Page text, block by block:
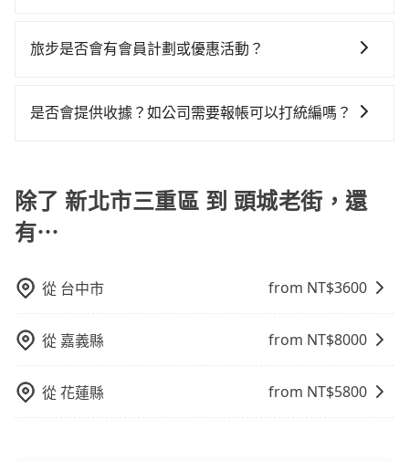
會額外浪費49分鐘在轉乘與等車上，現在還不馬上來預
擇，而且無人租車最令人詬病的就是車況，打開車門才
會遇到明明已經預約了時間但上一位用戶卻遲遲尚未歸
域的限制，實際可停靠的地點與你的上下車地點仍有段
距離，在遇到下雨天或者載行李時，就顯得非常不便。
預約時都依照乘客需求做選擇。如需專車接送，車內除
性調度安排，路線上會盡可能以順路為優先，載客數也
旅步是否會有會員計劃或優惠活動？
最新資訊。
是否會提供收據？如公司需要報帳可以打統編嗎？
約付款前可以輸入公司的抬頭與統編，可向國稅局報
帳，且免加收5%稅金。在收到後，可自行列印留存或報
帳，完全符合台灣的法律規範。
除了 新北市三重區 到 頭城老街，還
有⋯
從 台中市 from NT$3600
從 嘉義縣 from NT$8000
從花蓮縣 from NT$5800